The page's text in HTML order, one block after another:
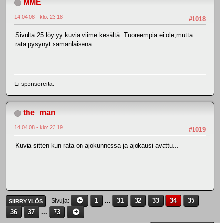
MME
#1018
14.04.08 - klo: 23.18
Sivulta 25 löytyy kuvia viime kesältä. Tuoreempia ei ole,mutta
rata pysynyt samanlaisena.
Ei sponsoreita.
the_man
#1019
14.04.08 - klo: 23.19
Kuvia sitten kun rata on ajokunnossa ja ajokausi avattu...
SIIRRY YLÖS Sivuja 1 ... 31 32 33 34
35
36
37 ... 73